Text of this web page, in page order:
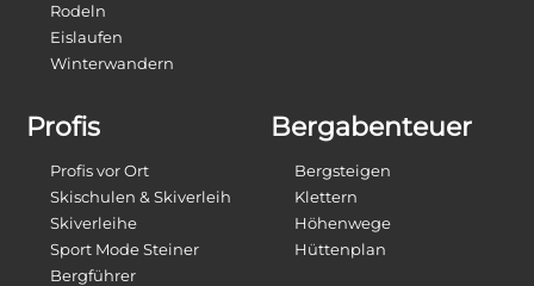
Rodeln
Eislaufen
Winterwandern
Profis
Profis vor Ort
Skischulen & Skiverleih
Skiverleihe
Sport Mode Steiner
Bergführer
Bergabenteuer
Bergsteigen
Klettern
Höhenwege
Hüttenplan